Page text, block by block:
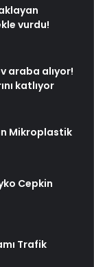
vurdu!
araba alıyor!
katlıyor
Mikroplastik
Cepkin
Trafik